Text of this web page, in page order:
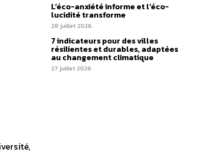
L’éco-anxiété informe et l’éco-
lucidité transforme
28 juillet 2026
7 indicateurs pour des villes
résilientes et durables, adaptées
au changement climatique
27 juillet 2026